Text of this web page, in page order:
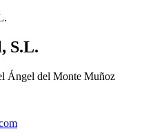
S.L.
Ángel del Monte Muñoz